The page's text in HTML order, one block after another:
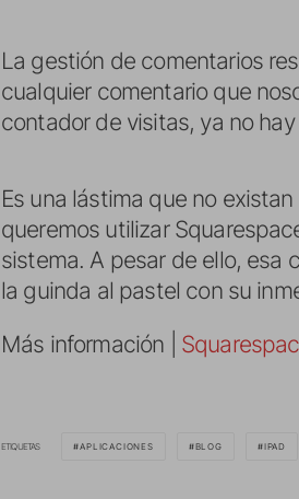
La gestión de comentarios
cualquier comentario que
contador de visitas, ya no
Es una lástima que no
queremos utilizar
sistema. A pesar de ello, esa
la guinda al pastel con su
Más información |
ETIQUETAS APLICACIONES BLOG IPAD